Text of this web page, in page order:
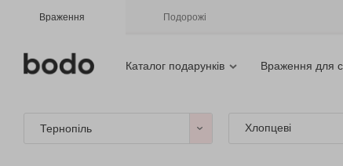
Враження Подорожі
Каталог подарунків Враження для
Тернопіль Хлопцеві